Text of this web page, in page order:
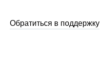
Обратиться в поддержку